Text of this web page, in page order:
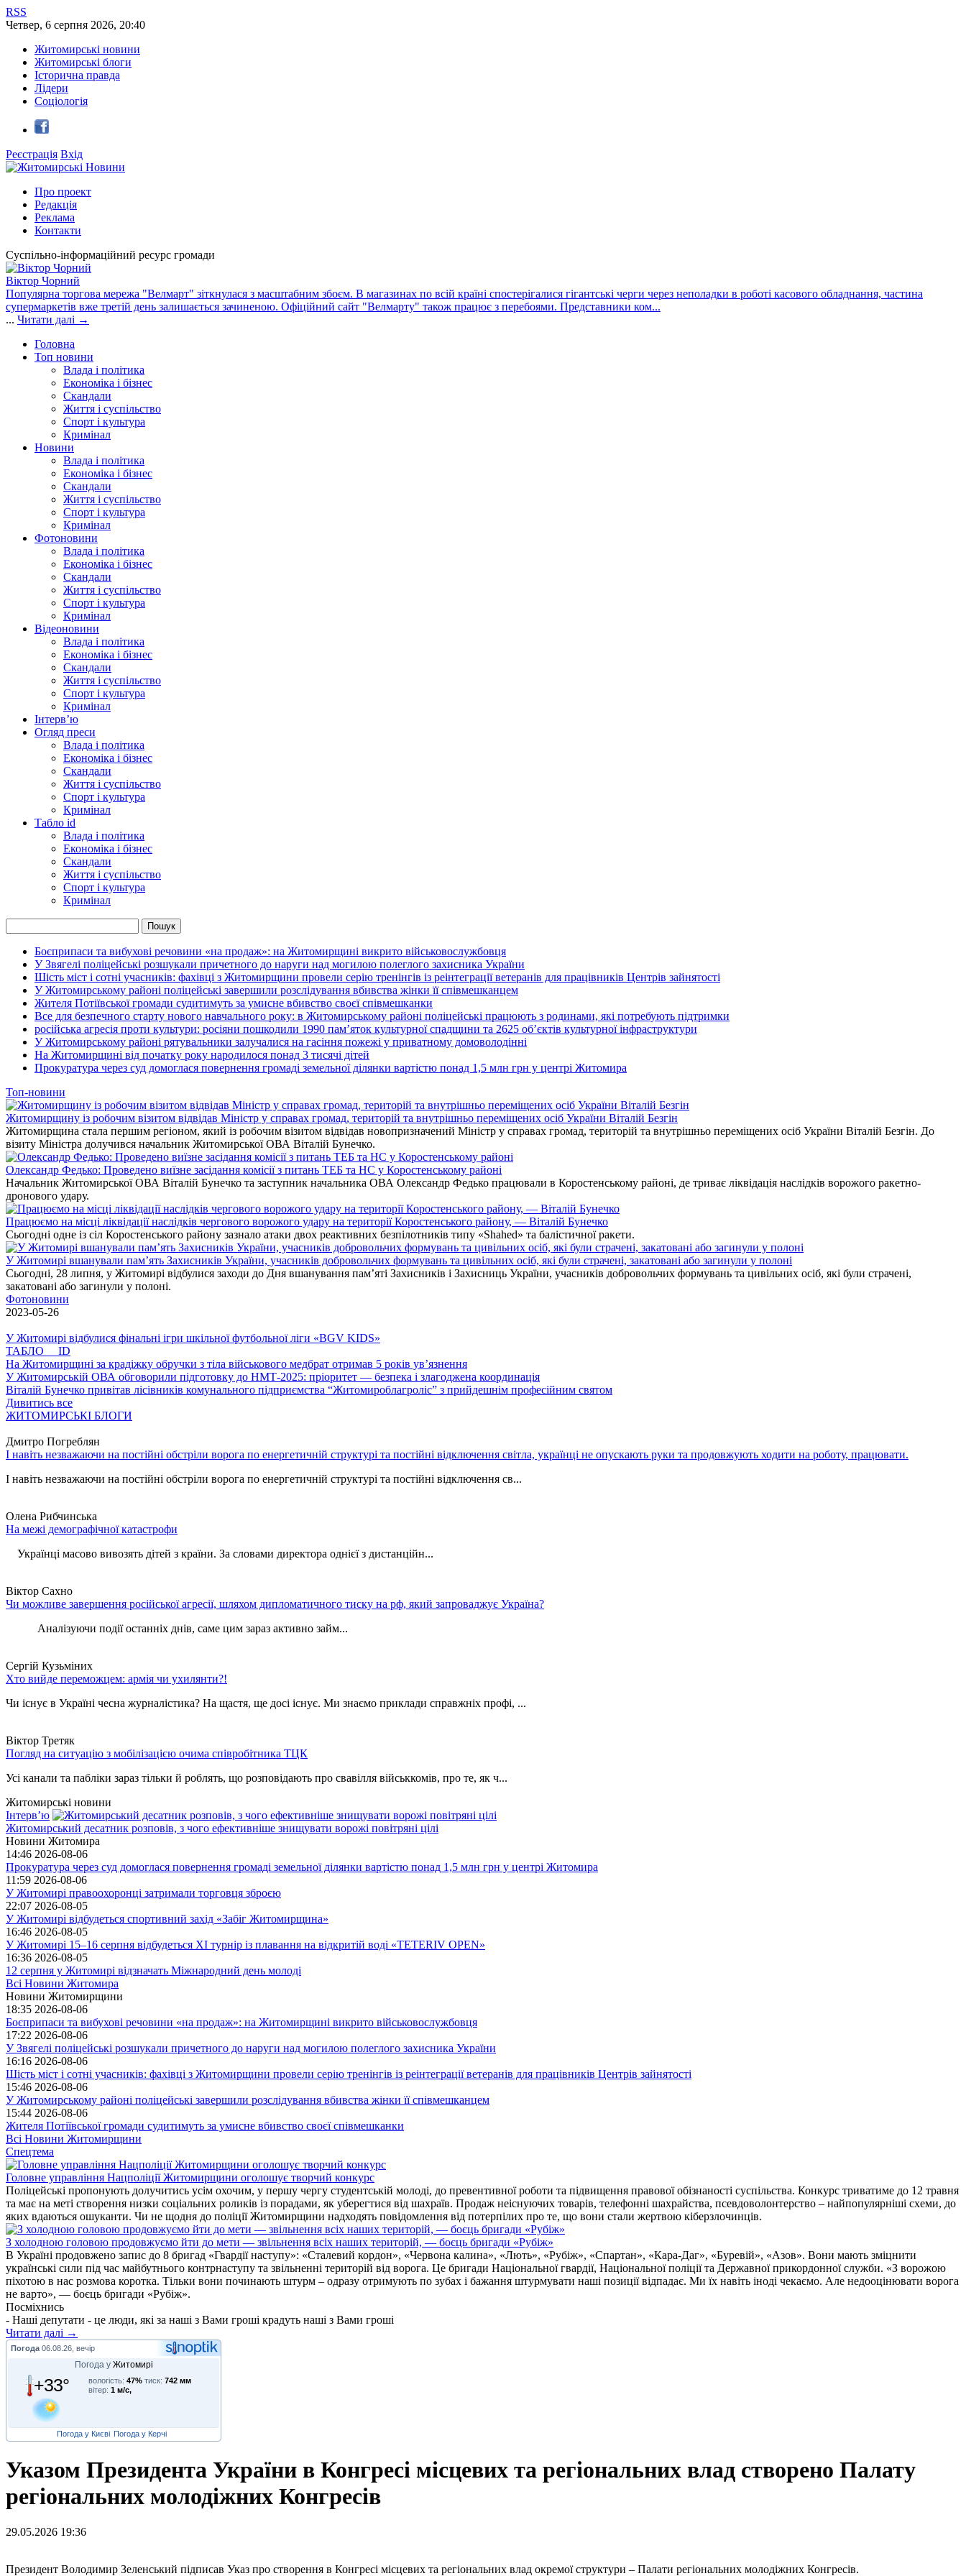
RSS
Четвер, 6 серпня 2026, 20:40
Житомирські новини
Житомирські блоги
Історична правда
Лідери
Соціологія
Реєстрація Вхід
Про проект
Редакція
Реклама
Контакти
Суспільно-інформаційний ресурс громади
Віктор Чорний
Популярна торгова мережа "Велмарт" зіткнулася з масштабним збоєм. В магазинах по всій країні спостерігалися гігантські черги через неполадки в роботі касового обладнання, частина
супермаркетів вже третій день залишається зачиненою. Офіційний сайт "Велмарту" також працює з перебоями. Представники ком...
... Читати далі →
Головна
Топ новини
Влада і політика
Економіка і бізнес
Скандали
Життя і суспільство
Спорт і культура
Кримінал
Новини
Влада і політика
Економіка і бізнес
Скандали
Життя і суспільство
Спорт і культура
Кримінал
Фотоновини
Влада і політика
Економіка і бізнес
Скандали
Життя і суспільство
Спорт і культура
Кримінал
Відеоновини
Влада і політика
Економіка і бізнес
Скандали
Життя і суспільство
Спорт і культура
Кримінал
Інтерв’ю
Огляд преси
Влада і політика
Економіка і бізнес
Скандали
Життя і суспільство
Спорт і культура
Кримінал
Табло id
Влада і політика
Економіка і бізнес
Скандали
Життя і суспільство
Спорт і культура
Кримінал
Боєприпаси та вибухові речовини «на продаж»: на Житомирщині викрито військовослужбовця
У Звягелі поліцейські розшукали причетного до наруги над могилою полеглого захисника України
Шість міст і сотні учасників: фахівці з Житомирщини провели серію тренінгів із реінтеграції ветеранів для працівників Центрів зайнятості
У Житомирському районі поліцейські завершили розслідування вбивства жінки її співмешканцем
Жителя Потіївської громади судитимуть за умисне вбивство своєї співмешканки
Все для безпечного старту нового навчального року: в Житомирському районі поліцейські працюють з родинами, які потребують підтримки
російська агресія проти культури: росіяни пошкодили 1990 пам’яток культурної спадщини та 2625 об’єктів культурної інфраструктури
У Житомирському районі рятувальники залучалися на гасіння пожежі у приватному домоволодінні
На Житомирщині від початку року народилося понад 3 тисячі дітей
Прокуратура через суд домоглася повернення громаді земельної ділянки вартістю понад 1,5 млн грн у центрі Житомира
Топ-новини
Житомирщину із робочим візитом відвідав Міністр у справах громад, територій та внутрішньо переміщених осіб України Віталій Безгін
Житомирщина стала першим регіоном, який із робочим візитом відвідав новопризначений Міністр у справах громад, територій та внутрішньо переміщених осіб України Віталій Безгін. До
візиту Міністра долучився начальник Житомирської ОВА Віталій Бунечко.
Олександр Федько: Проведено виїзне засідання комісії з питань ТЕБ та НС у Коростенському районі
Начальник Житомирської ОВА Віталій Бунечко та заступник начальника ОВА Олександр Федько працювали в Коростенському районі, де триває ліквідація наслідків ворожого ракетно-
дронового удару.
Працюємо на місці ліквідації наслідків чергового ворожого удару на території Коростенського району, — Віталій Бунечко
Сьогодні одне із сіл Коростенського району зазнало атаки двох реактивних безпілотників типу «Shahed» та балістичної ракети.
У Житомирі вшанували пам’ять Захисників України, учасників добровольчих формувань та цивільних осіб, які були страчені, закатовані або загинули у полоні
Сьогодні, 28 липня, у Житомирі відбулися заходи до Дня вшанування пам’яті Захисників і Захисниць України, учасників добровольчих формувань та цивільних осіб, які були страчені,
закатовані або загинули у полоні.
Фотоновини
2023-05-26
У Житомирі відбулися фінальні ігри шкільної футбольної ліги «BGV KIDS»
ТАБЛО ID
На Житомирщині за крадіжку обручки з тіла військового медбрат отримав 5 років ув’язнення
У Житомирській ОВА обговорили підготовку до НМТ-2025: пріоритет — безпека і злагоджена координація
Віталій Бунечко привітав лісівників комунального підприємства “Житомироблагроліс” з прийдешнім професійним святом
Дивитись все
ЖИТОМИРСЬКІ БЛОГИ
Дмитро Погреблян
І навіть незважаючи на постійні обстріли ворога по енергетичній структурі та постійні відключення світла, українці не опускають руки та продовжують ходити на роботу, працювати.
І навіть незважаючи на постійні обстріли ворога по енергетичній структурі та постійні відключення св...
Олена Рибчинська
На межі демографічної катастрофи
Українці масово вивозять дітей з країни. За словами директора однієї з дистанційн...
Віктор Сахно
Чи можливе завершення російської агресії, шляхом дипломатичного тиску на рф, який запроваджує Україна?
Аналізуючи події останніх днів, саме цим зараз активно займ...
Сергій Кузьміних
Хто вийде переможцем: армія чи ухилянти?!
Чи існує в Україні чесна журналістика? На щастя, ще досі існує. Ми знаємо приклади справжніх профі, ...
Віктор Третяк
Погляд на ситуацію з мобілізацією очима співробітника ТЦК
Усі канали та пабліки зараз тільки й роблять, що розповідають про свавілля військкомів, про те, як ч...
Житомирські новини
Інтерв’ю
Житомирський десатник розповів, з чого ефективніше знищувати ворожі повітряні цілі
Новини Житомира
14:46 2026-08-06
Прокуратура через суд домоглася повернення громаді земельної ділянки вартістю понад 1,5 млн грн у центрі Житомира
11:59 2026-08-06
У Житомирі правоохоронці затримали торговця зброєю
22:07 2026-08-05
У Житомирі відбудеться спортивний захід «Забіг Житомирщина»
16:46 2026-08-05
У Житомирі 15–16 серпня відбудеться XI турнір із плавання на відкритій воді «TETERIV OPEN»
16:36 2026-08-05
12 серпня у Житомирі відзначать Міжнародний день молоді
Всі Новини Житомира
Новини Житомирщини
18:35 2026-08-06
Боєприпаси та вибухові речовини «на продаж»: на Житомирщині викрито військовослужбовця
17:22 2026-08-06
У Звягелі поліцейські розшукали причетного до наруги над могилою полеглого захисника України
16:16 2026-08-06
Шість міст і сотні учасників: фахівці з Житомирщини провели серію тренінгів із реінтеграції ветеранів для працівників Центрів зайнятості
15:46 2026-08-06
У Житомирському районі поліцейські завершили розслідування вбивства жінки її співмешканцем
15:44 2026-08-06
Жителя Потіївської громади судитимуть за умисне вбивство своєї співмешканки
Всі Новини Житомирщини
Спецтема
Головне управління Нацполіції Житомирщини оголошує творчий конкурс
Поліцейські пропонують долучитись усім охочим, у першу чергу студентській молоді, до превентивної роботи та підвищення правової обізнаності суспільства. Конкурс триватиме до 12 травня
та має на меті створення низки соціальних роликів із порадами, як уберегтися від шахраїв. Продаж неіснуючих товарів, телефонні шахрайства, псевдоволонтерство – найпопулярніші схеми, до
яких вдаються ошуканти. Чи не щодня до поліції Житомирщини надходять повідомлення від потерпілих про те, що вони стали жертвою кіберзлочинців.
З холодною головою продовжуємо йти до мети — звільнення всіх наших територій, — боєць бригади «Рубіж»
В Україні продовжено запис до 8 бригад «Гвардії наступу»: «Сталевий кордон», «Червона калина», «Лють», «Рубіж», «Спартан», «Кара-Даг», «Буревій», «Азов». Вони мають зміцнити
українські сили під час майбутнього контрнаступу та звільненні територій від ворога. Це бригади Національної гвардії, Національної поліції та Державної прикордонної служби. «З ворожою
піхотою в нас розмова коротка. Тільки вони починають штурм – одразу отримують по зубах і бажання штурмувати наші позиції відпадає. Ми їх навіть іноді чекаємо. Але недооцінювати ворога
не варто», — боєць бригади «Рубіж».
Посміхнись
- Наші депутати - це люди, які за наші з Вами гроші крадуть наші з Вами гроші
Читати далі →
Погода 06.08.26, вечір
Погода у Житомирі
+33° вологість: 47% тиск: 742 мм
вітер: 1 м/с,
Погода у Києві Погода у Керчі
Указом Президента України в Конгресі місцевих та регіональних влад створено Палату
регіональних молодіжних Конгресів
29.05.2026 19:36
Президент Володимир Зеленський підписав Указ про створення в Конгресі місцевих та регіональних влад окремої структури – Палати регіональних молодіжних Конгресів.